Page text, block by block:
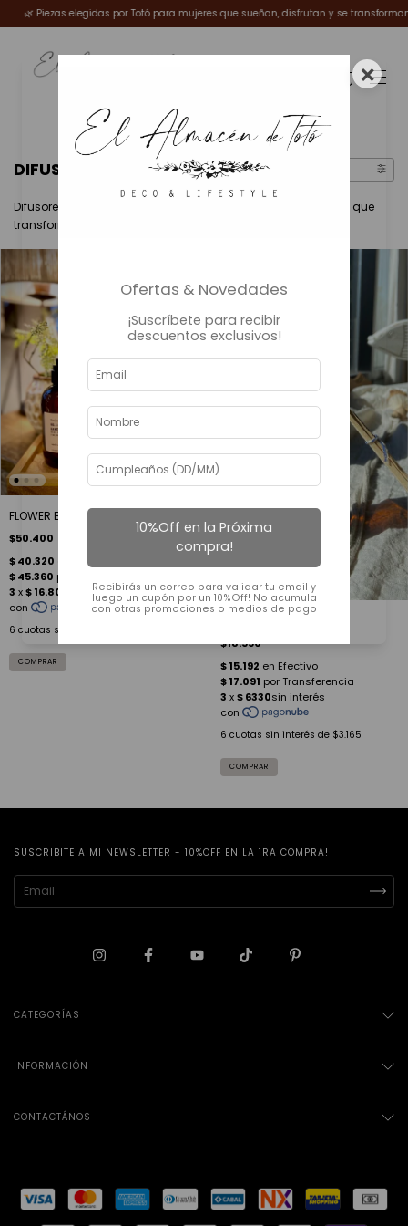
🌿 Piezas elegidas por Totó para mujeres que sueñan, disfrutan y se transforman.
DIFUSORES
Difusores que perfuman con suavidad y elegancia. Aromas que
transforman el aire y despiertan emociones en cada rincón.
FLOWER BOMB FLORECER
$50.400
6 cuotas sin interés de
$18.990
6 cuotas sin interés de $3.165
COMPRAR
SUSCRIBITE A MI NEWSLETTER - 10%OFF EN LA 1RA COMPRA!
CATEGORÍAS
INFORMACIÓN
CONTACTÁNOS
×
Ofertas & Novedades
¡Suscríbete para recibir
descuentos exclusivos!
10%Off en la Próxima
compra!
Recibirás un correo para validar tu email y
luego un cupón por un 10%Off! No acumula
con otras promociones o medios de pago